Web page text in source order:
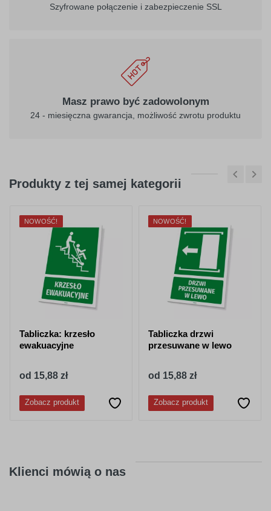
Szyfrowane połączenie i zabezpieczenie SSL
Masz prawo być zadowolonym
24 - miesięczna gwarancja, możliwość zwrotu produktu
Produkty z tej samej kategorii
NOWOŚĆ!
Tabliczka: krzesło
ewakuacyjne
od 15,88 zł
Zobacz produkt
NOWOŚĆ!
Tabliczka drzwi
przesuwane w lewo
od 15,88 zł
Zobacz produkt
Klienci mówią o nas